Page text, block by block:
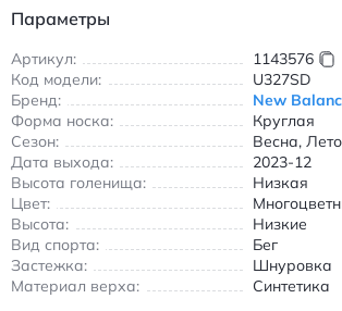
материала верха с комбинацией синего и
что делает их универсальными для
образов. Круглый носок и шнуровка
посадку, а резиновая подошва
сцепление с любой поверхностью.
Эти кроссовки подходят для всех сезонов
износостойким и воздухопроницаемым
подойдут для прогулок по городу, занятий
или повседневной носки. Амортизирующая
обеспечивает комфорт при ходьбе, а
голенища делает их легкими и удобными.
Особенности:
Синтетический верх с комбинацией
Параметры
Артикул:
1143576
Код модели:
U327SD
Бренд:
New
Форма носка:
Круглая
Сезон:
Весна,
Дата выхода:
2023-12
Высота голенища:
Низкая
Цвет:
Высота:
Низкие
Вид спорта:
Бег
Застежка:
Шнуровка
Материал верха:
Синтетика